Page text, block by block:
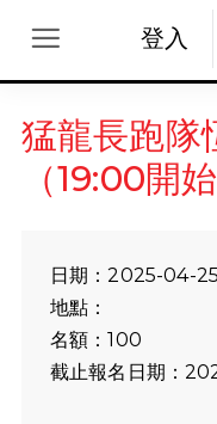
登入
猛龍長跑隊
（19:00開始
日期：2025-04-
地點：
名額：100
截止報名日期：